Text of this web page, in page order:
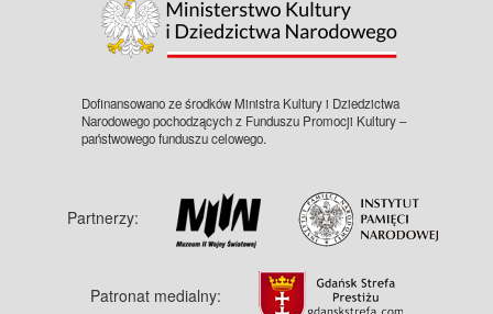
Dofinansowano ze środków Ministra Kultury i Dziedzictwa
Narodowego pochodzących z Funduszu Promocji Kultury –
państwowego funduszu celowego.
Partnerzy:
Patronat medialny: